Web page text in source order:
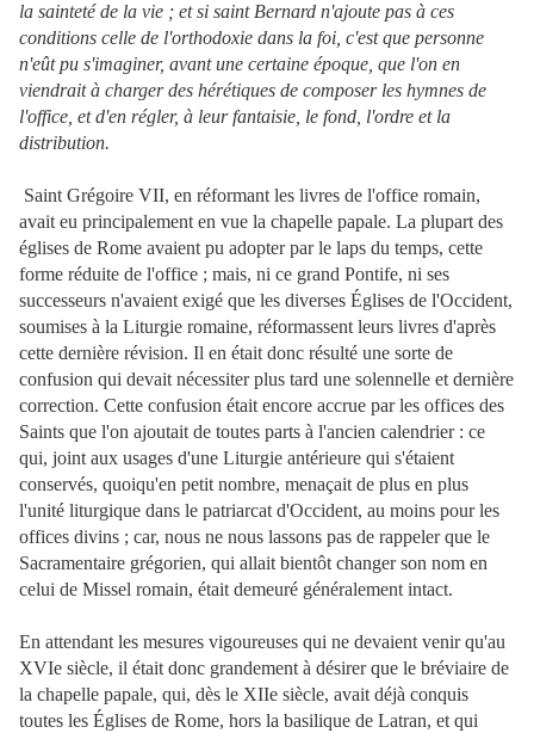
la sainteté de la vie ; et si saint Bernard n'ajoute pas à ces
conditions celle de l'orthodoxie dans la foi, c'est que personne
n'eût pu s'imaginer, avant une certaine époque, que l'on en
viendrait à charger des hérétiques de composer les hymnes de
l'office, et d'en régler, à leur fantaisie, le fond, l'ordre et la
distribution.
Saint Grégoire VII, en réformant les livres de l'office romain,
avait eu principalement en vue la chapelle papale. La plupart des
églises de Rome avaient pu adopter par le laps du temps, cette
forme réduite de l'office ; mais, ni ce grand Pontife, ni ses
successeurs n'avaient exigé que les diverses Églises de l'Occident,
soumises à la Liturgie romaine, réformassent leurs livres d'après
cette dernière révision. Il en était donc résulté une sorte de
confusion qui devait nécessiter plus tard une solennelle et dernière
correction. Cette confusion était encore accrue par les offices des
Saints que l'on ajoutait de toutes parts à l'ancien calendrier : ce
qui, joint aux usages d'une Liturgie antérieure qui s'étaient
conservés, quoiqu'en petit nombre, menaçait de plus en plus
l'unité liturgique dans le patriarcat d'Occident, au moins pour les
offices divins ; car, nous ne nous lassons pas de rappeler que le
Sacramentaire grégorien, qui allait bientôt changer son nom en
celui de Missel romain, était demeuré généralement intact.
En attendant les mesures vigoureuses qui ne devaient venir qu'au
XVIe siècle, il était donc grandement à désirer que le bréviaire de
la chapelle papale, qui, dès le XIIe siècle, avait déjà conquis
toutes les Églises de Rome, hors la basilique de Latran, et qui